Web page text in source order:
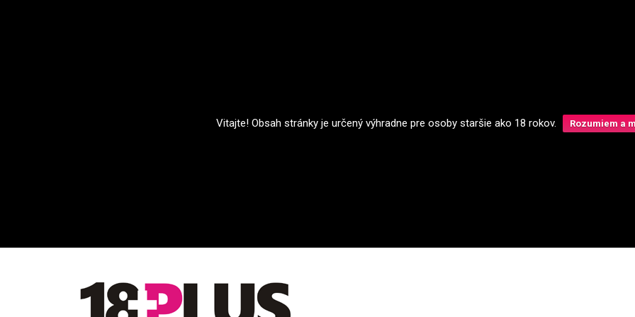
Vitajte! Obsah stránky je určený výhradne pre osoby staršie ako 18 rokov. Rozumiem a